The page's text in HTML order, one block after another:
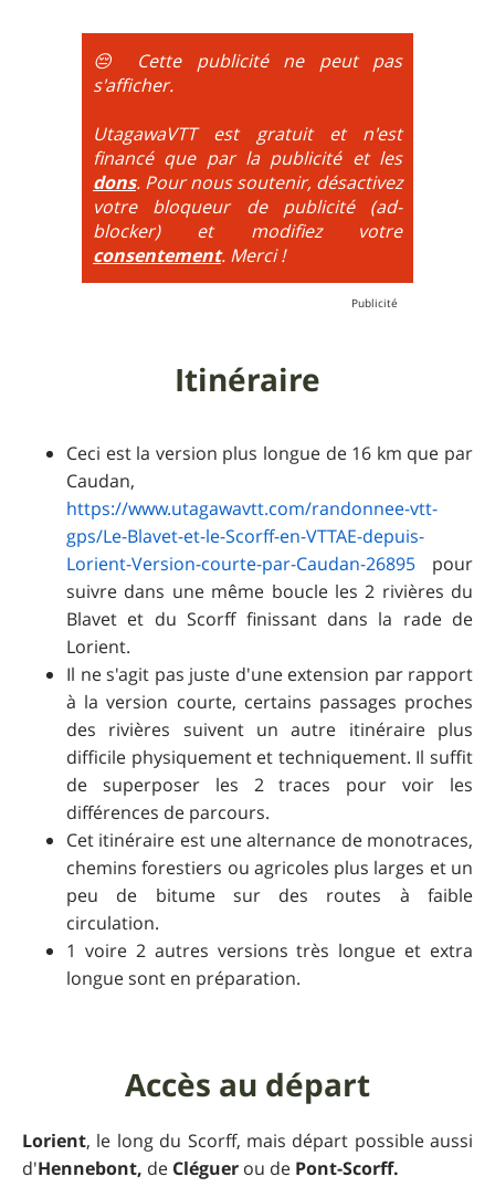
La difficulté est alors calculée par le choix du
maximum de tous ces paramètres.
d'un cran. Il ne s'agit plus de passer des obstacles au
ralentit, mais d'être à la limite de l'équilibre. On est
très proche du trial : épingles à passer
très hautes etc.
= On prend les difficultés du niveau 5 et on les
additionne, c'est à dire qu'on peut combiner pente
très raide avec épingles trialisantes !
😔 Cette publicité ne peut pas
s'afficher.
UtagawaVTT est gratuit et n'est
financé que par la publicité et les
dons. Pour nous soutenir, désactivez
votre bloqueur de publicité (ad-
blocker) et modifiez votre
consentement. Merci !
Itinéraire
Ceci est la version plus longue de 16 km que par
Caudan,
https://www.utagawavtt.com/randonnee-vtt-
gps/Le-Blavet-et-le-Scorff-en-VTTAE-depuis-
Lorient-Version-courte-par-Caudan-26895 pour
suivre dans une même boucle les 2 rivières du
Blavet et du Scorff finissant dans la rade de
Lorient.
Il ne s'agit pas juste d'une extension par rapport
à la version courte, certains passages proches
des rivières suivent un autre itinéraire plus
difficile physiquement et techniquement. Il suffit
de superposer les 2 traces pour voir les
différences de parcours.
Cet itinéraire est une alternance de monotraces,
chemins forestiers ou agricoles plus larges et un
peu de bitume sur des routes à faible
circulation.
1 voire 2 autres versions très longue et extra
longue sont en préparation.
Accès au départ
Lorient, le long du Scorff, mais départ possible aussi
d'Hennebont, de Cléguer ou de Pont-Scorff.